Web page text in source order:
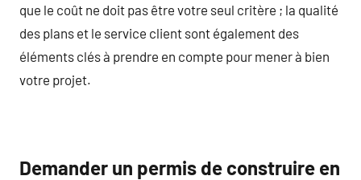
que le coût ne doit pas être votre seul critère ; la qualité
des plans et le service client sont également des
éléments clés à prendre en compte pour mener à bien
votre projet.
Demander un permis de construire en